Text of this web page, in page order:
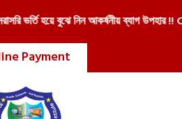
Payment
হয়ে বুঝে নিন আকর্ষনীয় ব্যাগ উপহার !! Call :